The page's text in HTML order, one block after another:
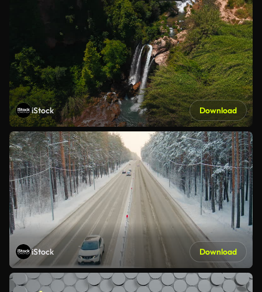
iStock Download
iStock Download